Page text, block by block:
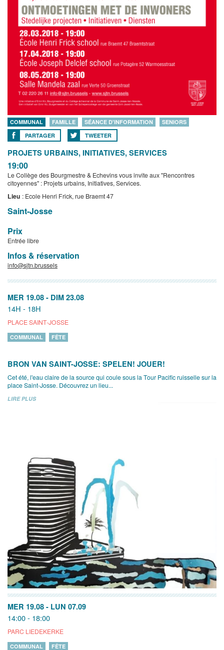
COMMUNAL FAMILLE SÉANCE D'INFORMATION
SENIORS
PARTAGER
TWEETER
PROJETS URBAINS, INITIATIVES, SERVICES
19:00
Le Collège des Bourgmestre & Echevins vous invite aux "Rencontres
citoyennes" : Projets urbains, Initiatives, Services.
Lieu : Ecole Henri Frick, rue Braemt 47
Saint-Josse
Prix
Entrée libre
Infos & réservation
info@sjtn.brussels
MER 19.08 - DIM 23.08
14H - 18H
PLACE SAINT-JOSSE
COMMUNAL FÊTE
BRON VAN SAINT-JOSSE: SPELEN! JOUER!
Cet été, l'eau claire de la source qui coule sous la Tour Pacific ruisselle sur la
place Saint-Josse. Découvrez un lieu...
LIRE PLUS
MER 19.08 - LUN 07.09
14:00 - 18:00
PARC LIEDEKERKE
COMMUNAL FÊTE